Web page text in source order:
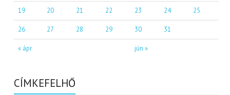
« ápr jún »
19 20 21 22 23 24 25
26 27 28 29 30 31
CÍMKEFELHŐ